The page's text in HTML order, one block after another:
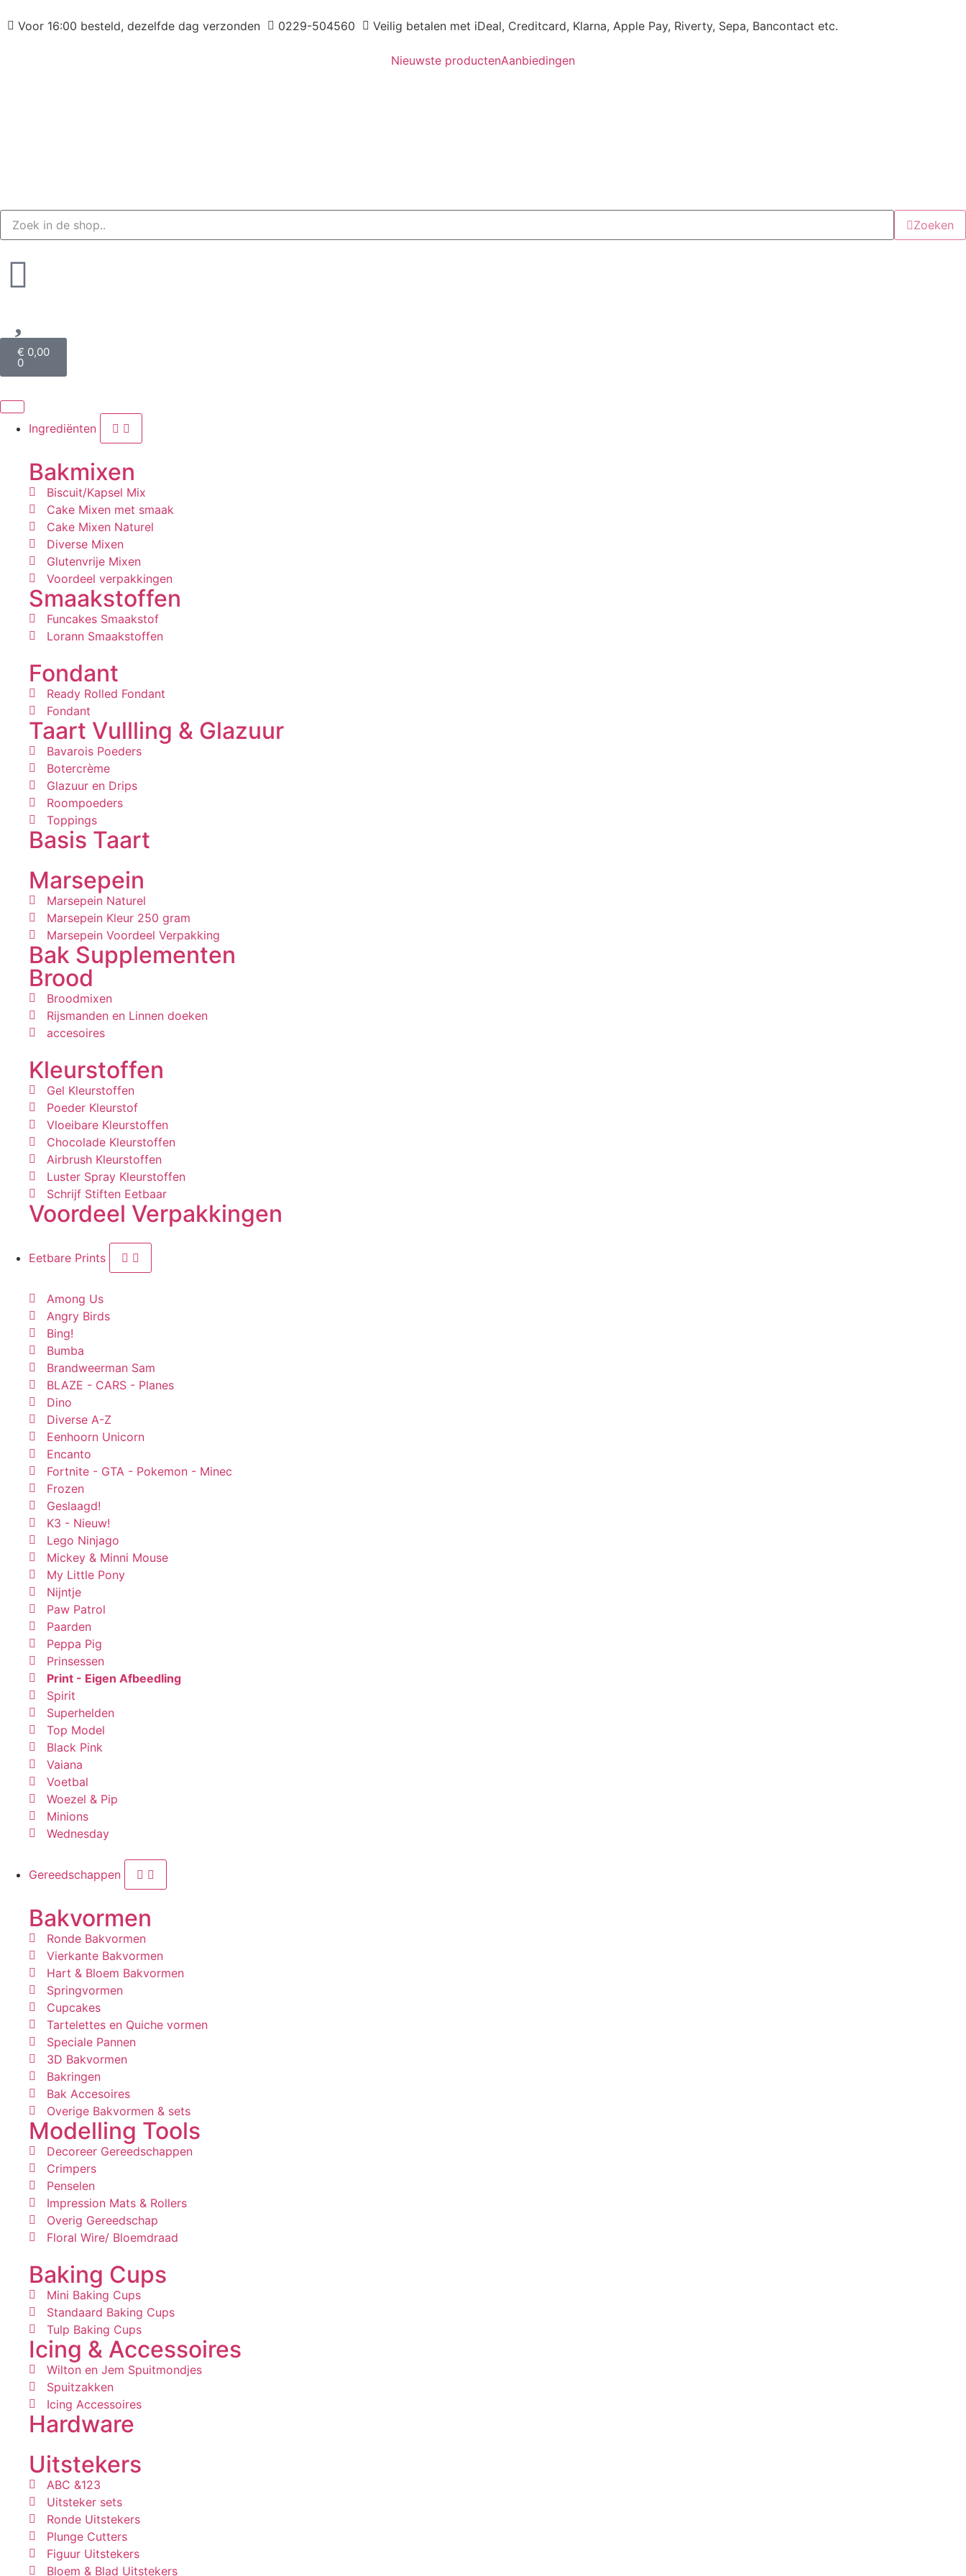
Voor 16:00 besteld, dezelfde dag verzonden 0229-504560 Veilig betalen met iDeal, Creditcard, Klarna, Apple Pay, Riverty, Sepa, Bancontact etc.
Nieuwste productenAanbiedingen
Zoeken
€ 0,00
0
Ingrediënten
Bakmixen
Biscuit/Kapsel Mix
Cake Mixen met smaak
Cake Mixen Naturel
Diverse Mixen
Glutenvrije Mixen
Voordeel verpakkingen
Smaakstoffen
Funcakes Smaakstof
Lorann Smaakstoffen
Fondant
Ready Rolled Fondant
Fondant
Taart Vullling & Glazuur
Bavarois Poeders
Botercrème
Glazuur en Drips
Roompoeders
Toppings
Basis Taart
Marsepein
Marsepein Naturel
Marsepein Kleur 250 gram
Marsepein Voordeel Verpakking
Bak Supplementen
Brood
Broodmixen
Rijsmanden en Linnen doeken
accesoires
Kleurstoffen
Gel Kleurstoffen
Poeder Kleurstof
Vloeibare Kleurstoffen
Chocolade Kleurstoffen
Airbrush Kleurstoffen
Luster Spray Kleurstoffen
Schrijf Stiften Eetbaar
Voordeel Verpakkingen
Eetbare Prints
Among Us
Angry Birds
Bing!
Bumba
Brandweerman Sam
BLAZE - CARS - Planes
Dino
Diverse A-Z
Eenhoorn Unicorn
Encanto
Fortnite - GTA - Pokemon - Minec
Frozen
Geslaagd!
K3 - Nieuw!
Lego Ninjago
Mickey & Minni Mouse
My Little Pony
Nijntje
Paw Patrol
Paarden
Peppa Pig
Prinsessen
Print - Eigen Afbeedling
Spirit
Superhelden
Top Model
Black Pink
Vaiana
Voetbal
Woezel & Pip
Minions
Wednesday
Gereedschappen
Bakvormen
Ronde Bakvormen
Vierkante Bakvormen
Hart & Bloem Bakvormen
Springvormen
Cupcakes
Tartelettes en Quiche vormen
Speciale Pannen
3D Bakvormen
Bakringen
Bak Accesoires
Overige Bakvormen & sets
Modelling Tools
Decoreer Gereedschappen
Crimpers
Penselen
Impression Mats & Rollers
Overig Gereedschap
Floral Wire/ Bloemdraad
Baking Cups
Mini Baking Cups
Standaard Baking Cups
Tulp Baking Cups
Icing & Accessoires
Wilton en Jem Spuitmondjes
Spuitzakken
Icing Accessoires
Hardware
Uitstekers
ABC &123
Uitsteker sets
Ronde Uitstekers
Plunge Cutters
Figuur Uitstekers
Bloem & Blad Uitstekers